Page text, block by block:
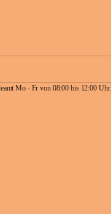
Mo - Fr von 08:00 bis 12:00 Uhr.